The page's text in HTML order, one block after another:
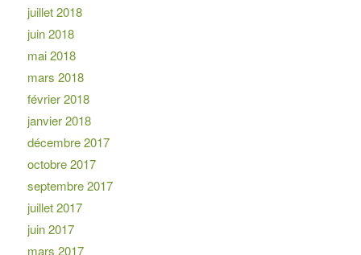
juillet 2018
juin 2018
mai 2018
mars 2018
février 2018
janvier 2018
décembre 2017
octobre 2017
septembre 2017
juillet 2017
juin 2017
mars 2017